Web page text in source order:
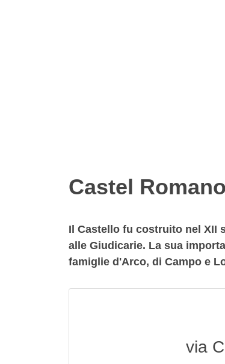
Castel Romano
Il Castello fu costruito nel XII
alle Giudicarie. La sua
famiglie d'Arco, di Campo e
via